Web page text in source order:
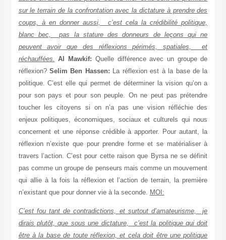
sur le terrain de la confrontation avec la dictature à prendre des
coups, à en donner aussi, c’est cela la crédibilité politique,
blanc bec, pas la stature des donneurs de leçons qui ne
peuvent avoir que des réflexions périmés, spatiales, et
réchauffées. Al Mawkif: Quelle différence avec un groupe de
réflexion? Selim Ben Hassen: La réflexion est à la base de la
politique. C’est elle qui permet de déterminer la vision qu’on a
pour son pays et pour son peuple. On ne peut pas prétendre
toucher les citoyens si on n’a pas une vision réfléchie des
enjeux politiques, économiques, sociaux et culturels qui nous
concernent et une réponse crédible à apporter. Pour autant, la
réflexion n’existe que pour prendre forme et se matérialiser à
travers l’action. C’est pour cette raison que Byrsa ne se définit
pas comme un groupe de penseurs mais comme un mouvement
qui allie à la fois la réflexion et l’action de terrain, la première
n’existant que pour donner vie à la seconde. MOI:
C’est fou tant de contradictions, et surtout d’amateurisme, je
dirais plutôt, que sous une dictature, c’est la politique qui doit
être à la base de toute réflexion, et cela doit être une politique